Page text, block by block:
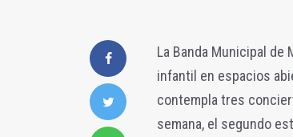
La Banda Municipal
infantil en espacios
contempla tres
semana, el segundo